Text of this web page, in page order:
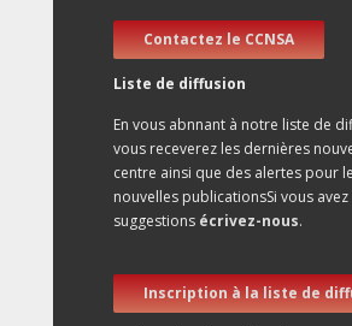
Contactez le CCNSA
Liste de diffusion
En vous abnnant à notre liste de
vous receverez les dernières
centre ainsi que des alertes pour
nouvelles publicationsSi vous
suggestions écrivez-nous.
Inscription à la liste de